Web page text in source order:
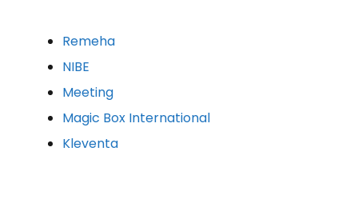
Remeha
NIBE
Meeting
Magic Box International
Kleventa